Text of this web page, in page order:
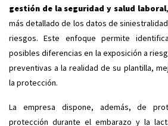
gestión de la seguridad y salud laboral
más detallado de los datos de
riesgos. Este enfoque permite
posibles diferencias en la exposición a
preventivas a la realidad de su plantilla,
la protección.
La empresa dispone, además, de
protección durante el embarazo y la